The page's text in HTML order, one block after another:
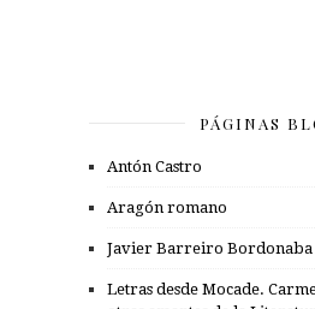
PÁGINAS
Antón Castro
Aragón romano
Javier Barreiro Bordonaba
Letras desde Mocade.